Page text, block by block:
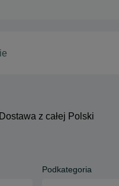
Dostawa z całej Polski
Podkategoria